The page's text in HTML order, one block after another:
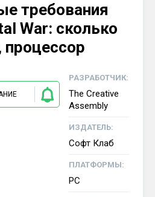
требования
War: сколько
процессор
РАЗРАБОТЧИК:
The Creative
Assembly
ИЗДАТЕЛЬ:
Софт Клаб
ПЛАТФОРМЫ:
PC